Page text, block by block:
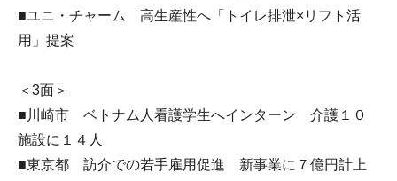
■ユニ・チャーム 高生産性へ「トイレ排泄×リフト活
用」提案
＜3面＞
■川崎市 ベトナム人看護学生へインターン 介護１０
施設に１４人
■東京都 訪介での若手雇用促進 新事業に７億円計上